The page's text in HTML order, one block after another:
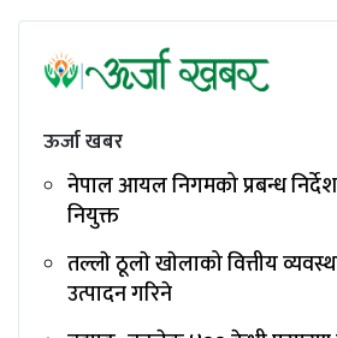
ऊर्जा खबर
नेपाल आयल निगमको प्रबन्ध
नियुक्त
तल्लाे ठूलाे खाेलाको वित्तीय
उत्पादन गरिने